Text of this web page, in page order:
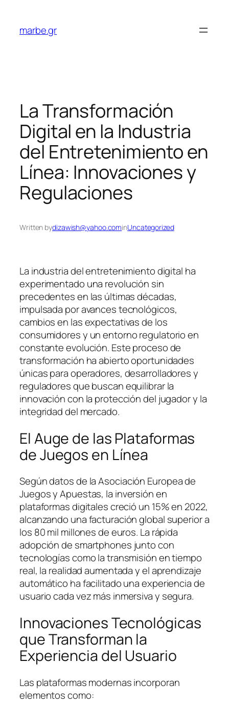
content
marbe.gr
La Transformación
Digital en la Industria
del Entretenimiento en
Línea: Innovaciones y
Regulaciones
Written bydizawish@yahoo.cominUncategorized
La industria del entretenimiento digital ha
experimentado una revolución sin
precedentes en las últimas décadas,
impulsada por avances tecnológicos,
cambios en las expectativas de los
consumidores y un entorno regulatorio en
constante evolución. Este proceso de
transformación ha abierto oportunidades
únicas para operadores, desarrolladores y
reguladores que buscan equilibrar la
innovación con la protección del jugador y la
integridad del mercado.
El Auge de las Plataformas
de Juegos en Línea
Según datos de laAsociación Europea de
Juegos y Apuestas, la inversión en
plataformas digitales creció un 15% en 2022,
alcanzando una facturación global superior a
los 80 mil millones de euros. La rápida
adopción de smartphones junto con
tecnologías como la transmisión en tiempo
real, la realidad aumentada y el aprendizaje
automático ha facilitado una experiencia de
usuario cada vez más inmersiva y segura.
Innovaciones Tecnológicas
que Transforman la
Experiencia del Usuario
Las plataformas modernas incorporan
elementos como: